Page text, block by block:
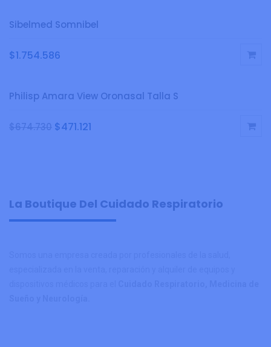
Sibelmed Somnibel
$1.754.586
Philisp Amara View Oronasal Talla S
$674.730 $471.121
La Boutique Del Cuidado Respiratorio